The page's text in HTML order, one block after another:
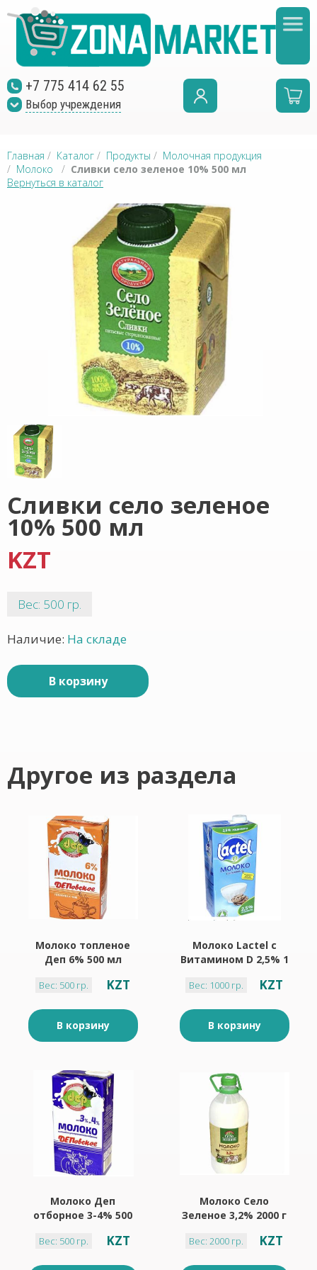
+7 775 414 62 55
Выбор учреждения
Главная / Каталог / Продукты / Молочная продукция
/ Молоко / Сливки село зеленое 10% 500 мл
Вернуться в каталог
Сливки село зеленое
10% 500 мл
KZT
Вес: 500 гр.
Наличие: На складе
В корзину
Другое из раздела
Молоко топленое
Деп 6% 500 мл
Вес: 500 гр. KZT
В корзину
Молоко Lactel с
Витамином D 2,5% 1
Вес: 1000 гр. KZT
В корзину
Молоко Деп
отборное 3-4% 500
Вес: 500 гр. KZT
Молоко Село
Зеленое 3,2% 2000 г
Вес: 2000 гр. KZT